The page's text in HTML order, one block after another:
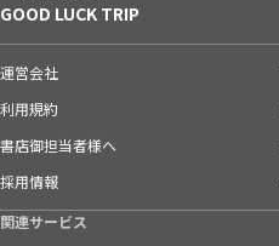
GOOD LUCK TRIP
運営会社
利用規約
書店御担当者様へ
採用情報
関連サービス